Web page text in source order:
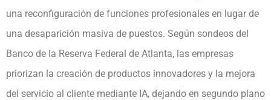
una reconfiguración de funciones profesionales en lugar de
una desaparición masiva de puestos. Según sondeos del
Banco de la Reserva Federal de Atlanta, las empresas
priorizan la creación de productos innovadores y la mejora
del servicio al cliente mediante IA, dejando en segundo plano